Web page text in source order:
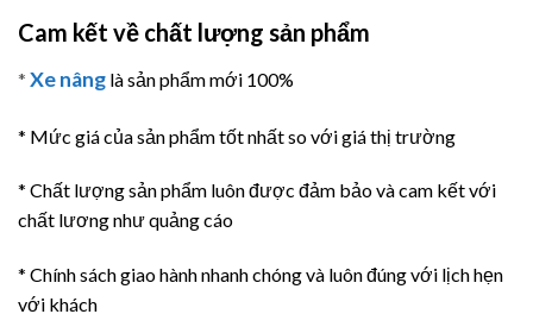
Cam kết về chất lượng sản phẩm
* Xe nâng là sản phẩm mới 100%
* Mức giá của sản phẩm tốt nhất so với giá thị trường
* Chất lượng sản phẩm luôn được đảm bảo và cam kết với
chất lương như quảng cáo
* Chính sách giao hành nhanh chóng và luôn đúng với lịch hẹn
với khách